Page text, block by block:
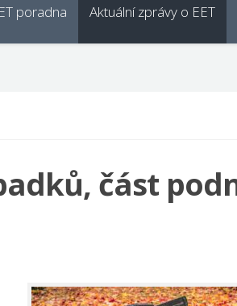
poradna Aktuální zprávy o EET
část